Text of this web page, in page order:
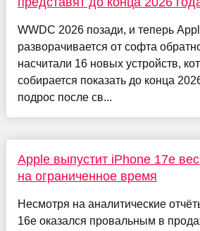
WWDC 2026 позади, и теперь
разворачивается от софта
насчитали 16 новых устройств,
собирается показать до конца
подрос после св...
Apple выпустит iPhone 17e
на ограниченное время
Несмотря на аналитические
16e оказался провальным в